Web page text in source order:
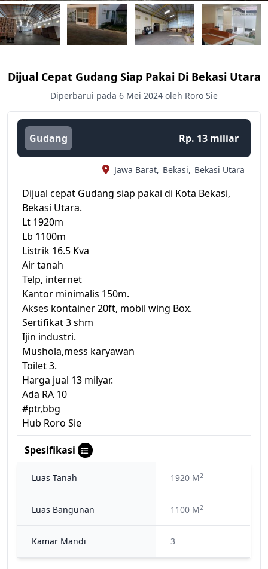
Dijual Cepat Gudang Siap Pakai Di Bekasi Utara
Diperbarui pada 6 Mei 2024 oleh Roro Sie
Gudang Rp. 13 miliar
Jawa Barat, Bekasi, Bekasi Utara
Dijual cepat Gudang siap pakai di Kota Bekasi,
Bekasi Utara.
Lt 1920m
Lb 1100m
Listrik 16.5 Kva
Air tanah
Telp, internet
Kantor minimalis 150m.
Akses kontainer 20ft, mobil wing Box.
Sertifikat 3 shm
Ijin industri.
Mushola,mess karyawan
Toilet 3.
Harga jual 13 milyar.
Ada RA 10
#ptr,bbg
Hub Roro Sie
Spesifikasi
Luas Tanah 1920 M2
Luas Bangunan 1100 M2
Kamar Mandi 3